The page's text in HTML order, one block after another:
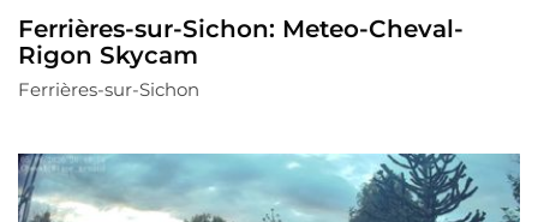
Ferrières-sur-Sichon: Meteo-Cheval-
Rigon Skycam
Ferrières-sur-Sichon